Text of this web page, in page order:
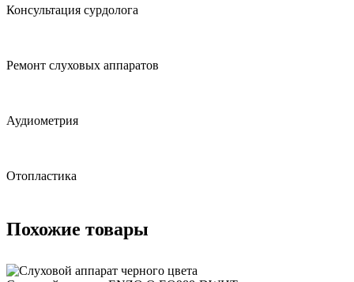
Консультация сурдолога
Ремонт слуховых аппаратов
Аудиометрия
Отопластика
Похожие товары